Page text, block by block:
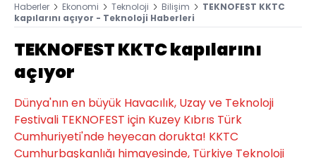
Haberler Ekonomi Teknoloji Bilişim
TEKNOFEST KKTC
kapılarını açıyor - Teknoloji Haberleri
TEKNOFEST KKTC kapılarını
açıyor
Dünya'nın en büyük Havacılık, Uzay ve Teknoloji
Festivali TEKNOFEST için Kuzey Kıbrıs Türk
Cumhuriyeti'nde heyecan dorukta! KKTC
Cumhurbaşkanlığı himayesinde, Türkiye Teknoloji